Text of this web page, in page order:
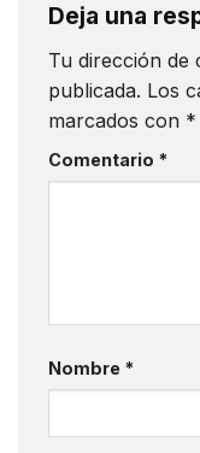
Deja una
Tu dirección
publicada. Los
marcados con *
Comentario *
Nombre *